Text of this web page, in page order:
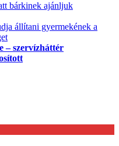
bárkinek ajánljuk
állítani gyermekének a
– szervízháttér